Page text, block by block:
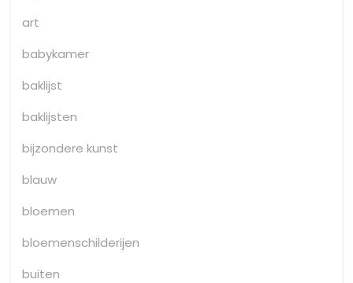
art
babykamer
baklijst
baklijsten
bijzondere kunst
blauw
bloemen
bloemenschilderijen
buiten